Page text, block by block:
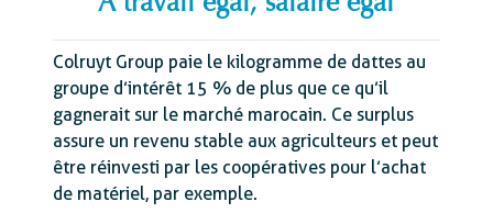
Colruyt Group paie le kilogramme de dattes au
groupe d’intérêt 15 % de plus que ce qu’il
gagnerait sur le marché marocain. Ce surplus
assure un revenu stable aux agriculteurs et peut
être réinvesti par les coopératives pour l’achat
de matériel, par exemple.